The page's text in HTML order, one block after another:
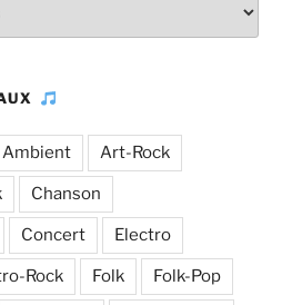
Ambient Art-Rock
Chanson
Concert Electro
Rock Folk Folk-Pop